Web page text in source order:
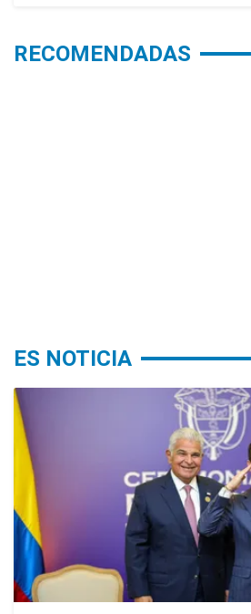
RECOMENDADAS
ES NOTICIA